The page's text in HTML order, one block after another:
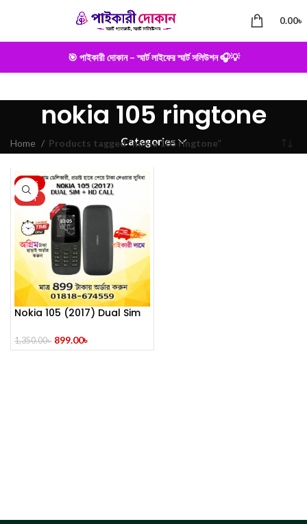
0.00৳
🎯 পাইকারী দোকান – স্মার্ট লাইফের স্মার্ট সলিউশন 🎧💡
nokia 105 ringtone
Categories
Home Products tagged “nokia 105 ringtone”
-33%
HOT
Nokia 105 (2017) Dual Sim
1,350.00৳ 899.00৳